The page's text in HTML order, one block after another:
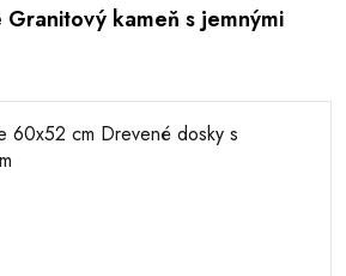
kameň s jemnými